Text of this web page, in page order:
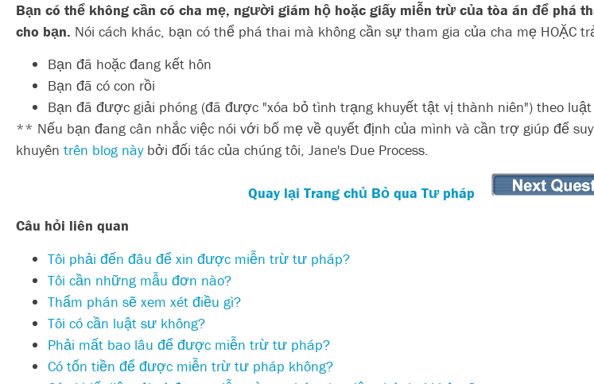
Bạn có thể không cần có cha mẹ, người giám hộ hoặc giấy miễn trừ của tòa án để phá
cho bạn. Nói cách khác, bạn có thể phá thai mà không cần sự tham gia của cha mẹ HOẶC
Bạn đã hoặc đang kết hôn
Bạn đã có con rồi
Bạn đã được giải phóng (đã được "xóa bỏ tình trạng khuyết tật vị thành niên") theo
** Nếu bạn đang cân nhắc việc nói với bố mẹ về quyết định của mình và cần trợ giúp để
khuyên trên blog nàybởi đối tác của chúng tôi, Jane's Due Process.
Quay lại Trang chủ Bỏ qua Tư pháp
Câu hỏi liên quan
Tôi phải đến đâu để xin được miễn trừ tư pháp?
Tôi cần những mẫu đơn nào?
Thẩm phán sẽ xem xét điều gì?
Tôi có cần luật sư không?
Phải mất bao lâu để được miễn trừ tư pháp?
Có tốn tiền để được miễn trừ tư pháp không?